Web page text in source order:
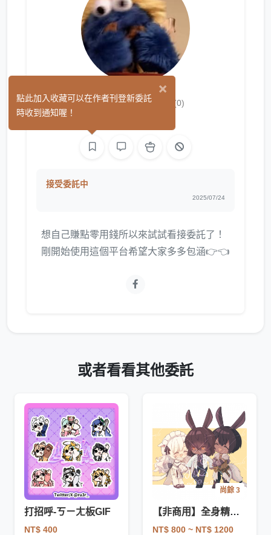
Lennon7ea (0)
接受委託中
2025/07/24
想自己賺點零用錢所以來試試看接委託了！
剛開始使用這個平台希望大家多多包涵👉👈
或者看看其他委託
打招呼-ㄎㄧㄤ板GIF
NT$ 400
尚餘 3
【非商用】全身精緻Q版
NT$ 800 ~ NT$ 1200
×
點此加入收藏可以在作者刊登新委託
時收到通知喔！